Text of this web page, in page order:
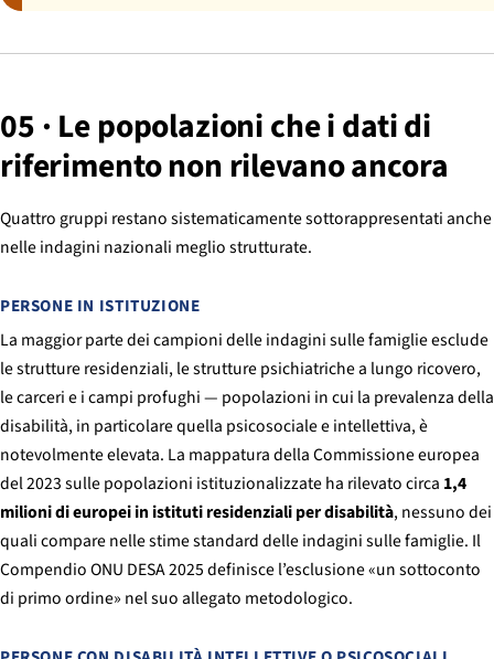
05 · Le popolazioni che i dati di
riferimento non rilevano ancora
Quattro gruppi restano sistematicamente sottorappresentati anche
nelle indagini nazionali meglio strutturate.
PERSONE IN ISTITUZIONE
La maggior parte dei campioni delle indagini sulle famiglie esclude
le strutture residenziali, le strutture psichiatriche a lungo ricovero,
le carceri e i campi profughi — popolazioni in cui la prevalenza della
disabilità, in particolare quella psicosociale e intellettiva, è
notevolmente elevata. La mappatura della Commissione europea
del 2023 sulle popolazioni istituzionalizzate ha rilevato circa 1,4
milioni di europei in istituti residenziali per disabilità, nessuno dei
quali compare nelle stime standard delle indagini sulle famiglie. Il
Compendio ONU DESA 2025 definisce l’esclusione «un sottoconto
di primo ordine» nel suo allegato metodologico.